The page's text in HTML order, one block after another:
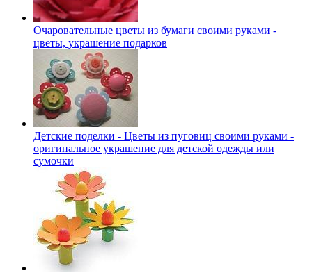
Очаровательные цветы из бумаги своими руками -
цветы, украшение подарков
Детские поделки - Цветы из пуговиц своими руками -
оригинальное украшение для детской одежды или
сумочки